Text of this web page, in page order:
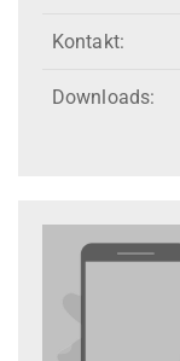
Kontakt:
Downloads: